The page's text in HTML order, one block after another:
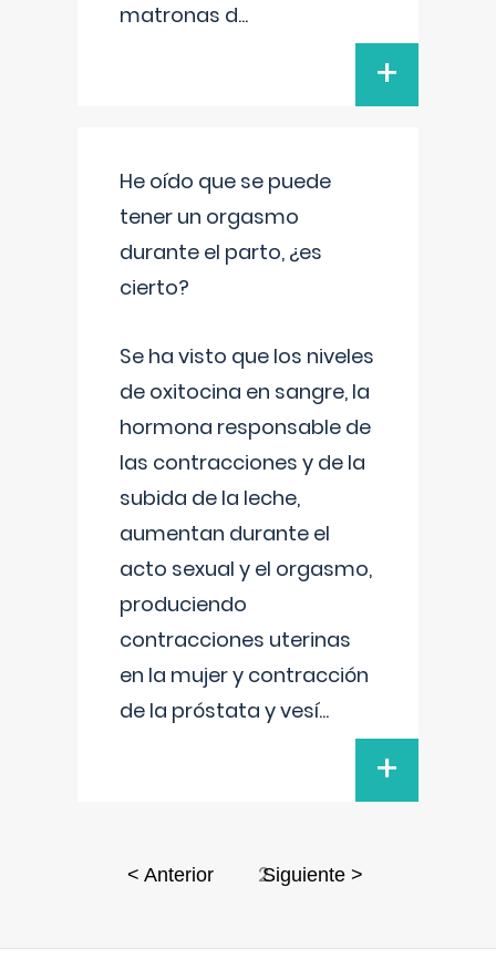
matronas d...
+
He oído que se puede
tener un orgasmo
durante el parto, ¿es
cierto?
Se ha visto que los niveles
de oxitocina en sangre, la
hormona responsable de
las contracciones y de la
subida de la leche,
aumentan durante el
acto sexual y el orgasmo,
produciendo
contracciones uterinas
en la mujer y contracción
de la próstata y vesí...
+
< Anterior 2Siguiente >